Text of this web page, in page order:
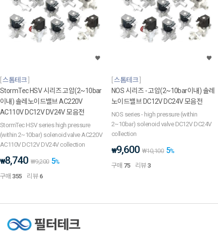
스톰테크
StormTec HSV 시리즈 고압(2~10bar
이내) 솔레노이드밸브 AC220V
AC110V DC12V DV24V 모음전
StormTec HSV series high pressure
(within 2~10bar) solenoid valve AC220V
AC110V DC12V DV24V collection
₩8,740 ₩9,200 5%
구매355 리뷰 6
스톰테크
NOS 시리즈 - 고압(2~10bar이내) 솔레
노이드밸브 DC12V DC24V 모음전
NOS series - high pressure (within
2~10bar) solenoid valve DC12V DC24V
collection
₩9,600 ₩10,100 5%
구매 75 리뷰3